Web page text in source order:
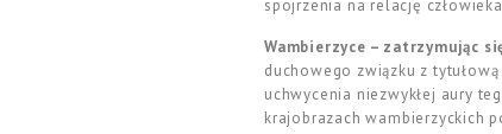
spojrzenia na relację
Wambierzyce – zatrzymując
duchowego związku z
uchwycenia niezwykłej aury
krajobrazach wambierzyckich